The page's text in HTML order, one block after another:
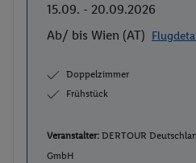
15.09. - 20.09.2026
Ab/ bis Wien (AT)
Doppelzimmer
Frühstück
Veranstalter: DERTOUR
GmbH